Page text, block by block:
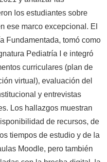
los estudiantes sobre
ese marco excepcional. El
Fundamentada, tomó como
Pediatría I e integró
curriculares (plan de
virtual), evaluación del
y entrevistas
Los hallazgos muestran
de recursos, de
tiempos de estudio y de la
Moodle, pero también